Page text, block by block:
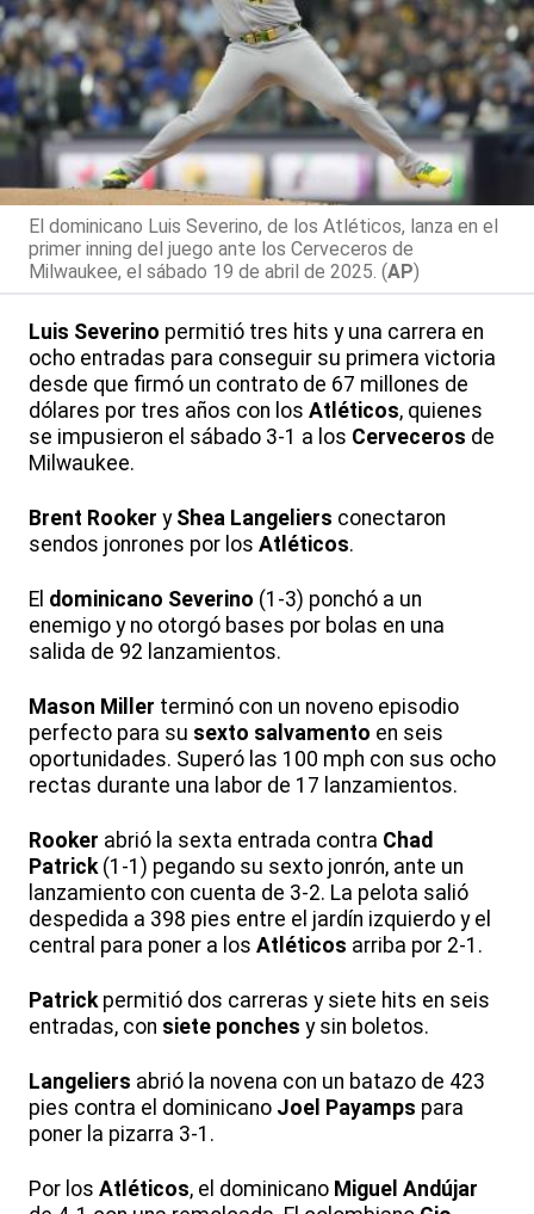
El dominicano Luis Severino, de los Atléticos, lanza en el
primer inning del juego ante los Cerveceros de
Milwaukee, el sábado 19 de abril de 2025. (AP)
Luis Severino permitió tres hits y una carrera en
ocho entradas para conseguir su primera victoria
desde que firmó un contrato de 67 millones de
dólares por tres años con los Atléticos, quienes
se impusieron el sábado 3-1 a los Cerveceros de
Milwaukee.
Brent Rooker y Shea Langeliers conectaron
sendos jonrones por los Atléticos.
El dominicano Severino (1-3) ponchó a un
enemigo y no otorgó bases por bolas en una
salida de 92 lanzamientos.
Mason Miller terminó con un noveno episodio
perfecto para su sexto salvamento en seis
oportunidades. Superó las 100 mph con sus ocho
rectas durante una labor de 17 lanzamientos.
Rooker abrió la sexta entrada contra Chad
Patrick(1-1) pegando su sexto jonrón, ante un
lanzamiento con cuenta de 3-2. La pelota salió
despedida a 398 pies entre el jardín izquierdo y el
central para poner a los Atléticos arriba por 2-1.
Patrickpermitió dos carreras y siete hits en seis
entradas, con siete ponches y sin boletos.
Langeliers abrió la novena con un batazo de 423
pies contra el dominicano Joel Payamps para
poner la pizarra 3-1.
Por los Atléticos, el dominicano Miguel Andújar